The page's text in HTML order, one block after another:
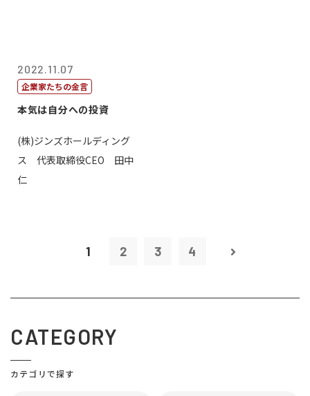
2022.11.07
企業家たちの金言
本気は自分への投資
(株)ジンズホールディング
ス 代表取締役CEO 田中
仁
1 2 3 4
CATEGORY
カテゴリで探す